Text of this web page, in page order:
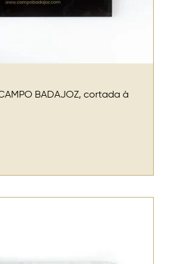
BADAJOZ, cortada à